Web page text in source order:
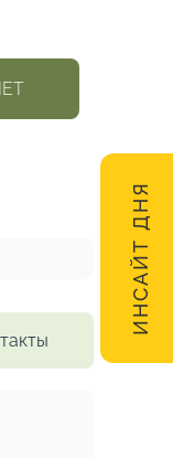
ИНСАЙТ ДНЯ